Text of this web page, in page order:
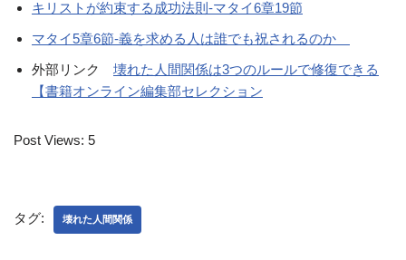
キリストが約束する成功法則-マタイ6章19節
マタイ5章6節-義を求める人は誰でも祝されるのか
外部リンク 壊れた人間関係は3つのルールで修復できる
【書籍オンライン編集部セレクション
Post Views: 5
タグ: 壊れた人間関係